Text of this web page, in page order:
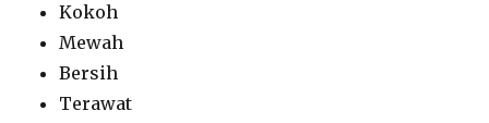
Kokoh
Mewah
Bersih
Terawat